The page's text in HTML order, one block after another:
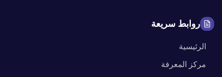
روابط سريعة
الرئيسية
مركز المعرفة